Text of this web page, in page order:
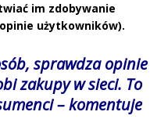
im zdobywanie
użytkowników).
sprawdza opinie
zakupy w sieci. To
–komentuje